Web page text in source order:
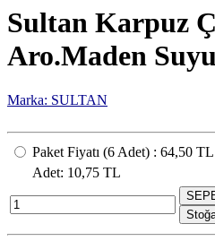
Sultan Karpuz
Aro.Maden
Marka: SULTAN
Paket Fiyatı (6 Adet) : 64,50 TL
Adet: 10,75 TL